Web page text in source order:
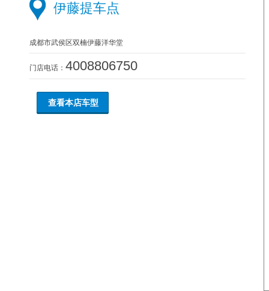
伊藤提车点
成都市武侯区双楠伊藤洋华堂
门店电话： 4008806750
查看本店车型